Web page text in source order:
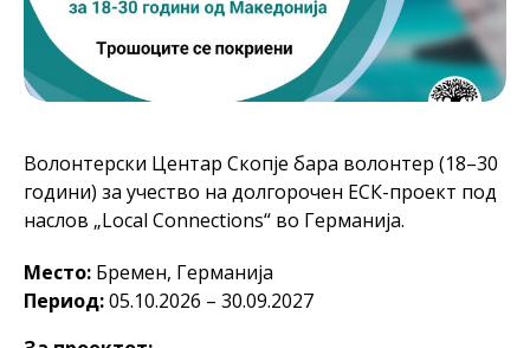
Волонтерски Центар Скопје бара волонтер (18–30
години) за учество на долгорочен ЕСК-проект под
наслов „Local Connections“ во Германија.
Место: Бремен, Германија
Период:05.10.2026 – 30.09.2027